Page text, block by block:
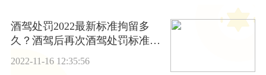
酒驾处罚2022最新标准拘留多
久？酒驾后再次酒驾处罚标准是
2022-11-16 12:35:56